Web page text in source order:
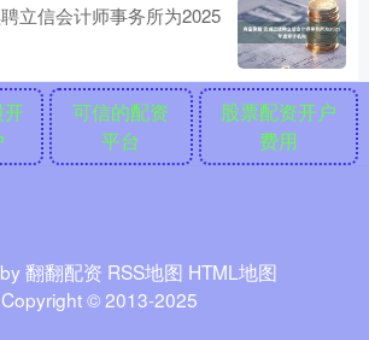
立信会计师事务所为2025
开
可信的配资
平台
股票配资开户
费用
翻翻配资 RSS地图 HTML地图
Copyright© 2013-2025